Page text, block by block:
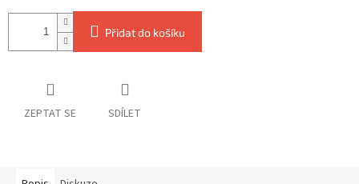
Přidat do košíku
ZEPTAT SE SDÍLET